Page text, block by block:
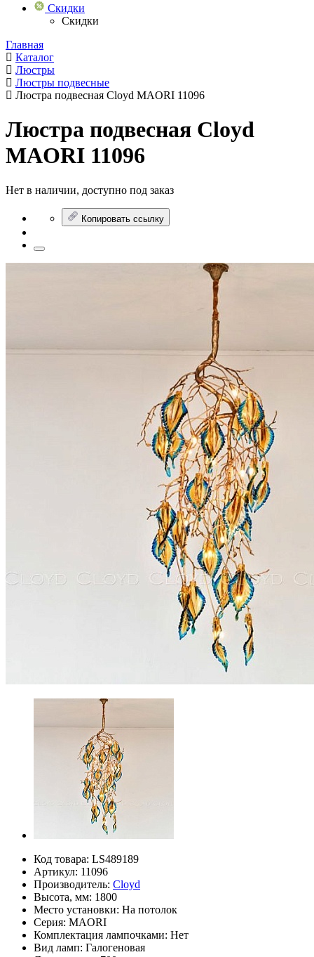
Скидки
Скидки
Главная
Каталог
Люстры
Люстры подвесные
Люстра подвесная Cloyd MAORI 11096
Люстра подвесная Cloyd
MAORI 11096
Нет в наличии, доступно под заказ
Копировать ссылку
Код товара: LS489189
Артикул: 11096
Производитель: Cloyd
Высота, мм: 1800
Место установки: На потолок
Серия: MAORI
Комплектация лампочками: Нет
Вид ламп: Галогеновая